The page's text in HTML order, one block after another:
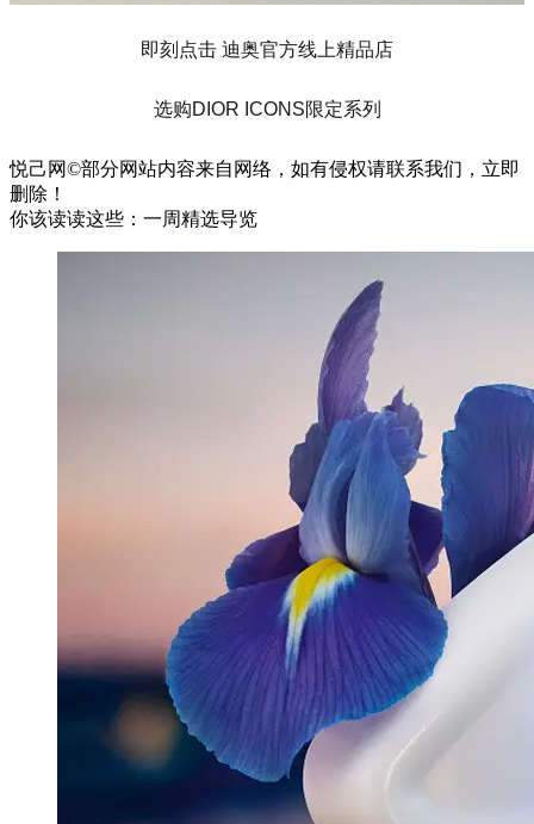
即刻点击 迪奥官方线上精品店
选购DIOR ICONS限定系列
悦己网©部分网站内容来自网络，如有侵权请联系我们，立即
删除！
你该读读这些：一周精选导览